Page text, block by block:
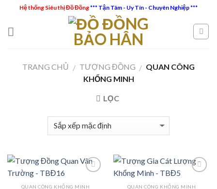
content
Hệ thống Siêu thị Đồ Đồng*** Tận Tâm - Uy Tín - Chuyên Nghiệp ***
TRANG CHỦ / TƯỢNG ĐỒNG / QUAN CÔNG
KHỔNG MINH
LỌC
QUAN CÔNG KHỔNG MINH QUAN CÔNG KHỔNG MINH